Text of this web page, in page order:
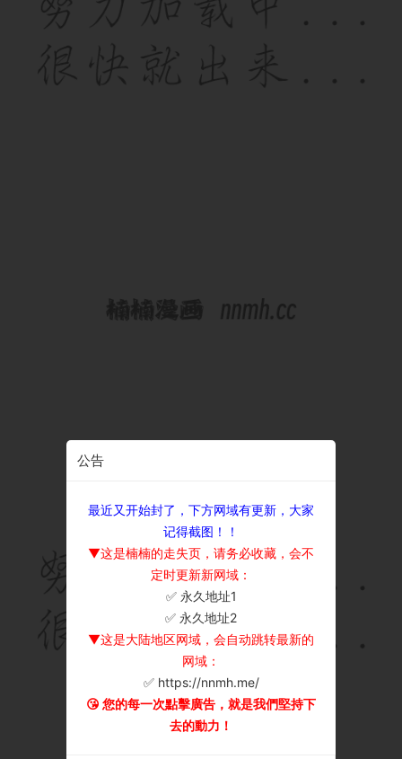
公告
最近又开始封了，下方网域有更新，大家
记得截图！！
▼这是楠楠的走失页，请务必收藏，会不
定时更新新网域：
✅ 永久地址1
✅ 永久地址2
▼这是大陆地区网域，会自动跳转最新的
网域：
✅ https://nnmh.me/
😘 您的每一次點擊廣告，就是我們堅持下
去的動力！